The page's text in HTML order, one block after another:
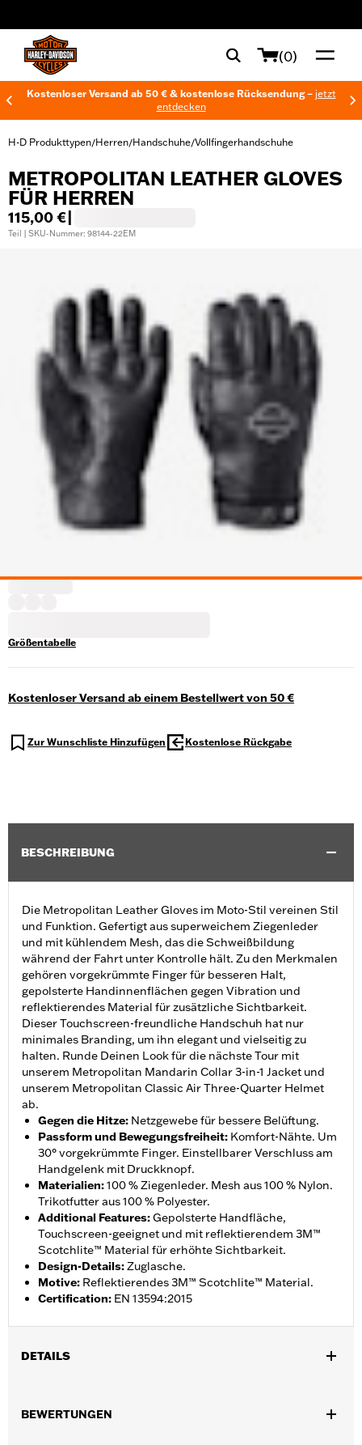
(0)
Kostenloser Versand ab 50 € & kostenlose Rücksendung – jetzt
entdecken
H-D Produkttypen/Herren/Handschuhe/Vollfingerhandschuhe
METROPOLITAN LEATHER GLOVES
FÜR HERREN
115,00 €
Teil | SKU-Nummer: 98144-22EM
Größentabelle
Kostenloser Versand ab einem Bestellwert von 50 €
Zur Wunschliste Hinzufügen Kostenlose Rückgabe
BESCHREIBUNG
Die Metropolitan Leather Gloves im Moto-Stil vereinen Stil
und Funktion. Gefertigt aus superweichem Ziegenleder
und mit kühlendem Mesh, das die Schweißbildung
während der Fahrt unter Kontrolle hält. Zu den Merkmalen
gehören vorgekrümmte Finger für besseren Halt,
gepolsterte Handinnenflächen gegen Vibration und
reflektierendes Material für zusätzliche Sichtbarkeit.
Dieser Touchscreen-freundliche Handschuh hat nur
minimales Branding, um ihn elegant und vielseitig zu
halten. Runde Deinen Look für die nächste Tour mit
unserem Metropolitan Mandarin Collar 3-in-1 Jacket und
unserem Metropolitan Classic Air Three-Quarter Helmet
ab.
Gegen die Hitze: Netzgewebe für bessere Belüftung.
Passform und Bewegungsfreiheit: Komfort-Nähte. Um
30° vorgekrümmte Finger. Einstellbarer Verschluss am
Handgelenk mit Druckknopf.
Materialien:100 % Ziegenleder. Mesh aus 100 % Nylon.
Trikotfutter aus 100 % Polyester.
Additional Features:Gepolsterte Handfläche,
Touchscreen-geeignet und mit reflektierendem 3M™
Scotchlite™ Material für erhöhte Sichtbarkeit.
Design-Details:Zuglasche.
Motive: Reflektierendes 3M™ Scotchlite™ Material.
Certification: EN 13594:2015
DETAILS
Funktionsmerkmale:
Reflektierend
BEWERTUNGEN